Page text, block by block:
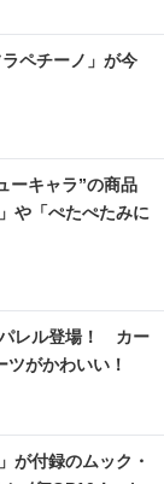
ペチーノ」が今
ーキャラ”の商品
や「ぺたぺたみに
パレル登場！ カー
がかわいい！
が付録のムック・